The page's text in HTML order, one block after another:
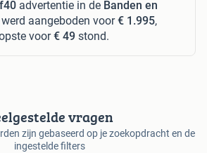
advertentie in de Banden en
aangeboden voor€ 1.995,
voor€ 49 stond.
vragen
zijn gebaseerd op je zoekopdracht en de
ingestelde filters